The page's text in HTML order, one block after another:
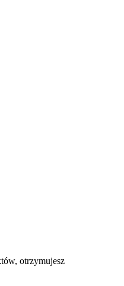
otrzymujesz